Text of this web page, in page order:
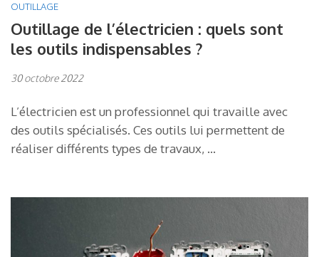
OUTILLAGE
Outillage de l’électricien : quels sont
les outils indispensables ?
30 octobre 2022
L’électricien est un professionnel qui travaille avec
des outils spécialisés. Ces outils lui permettent de
réaliser différents types de travaux, …